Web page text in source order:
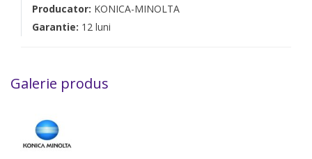
Producator: KONICA-MINOLTA
Garantie: 12 luni
Galerie produs